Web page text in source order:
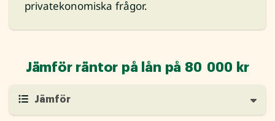
privatekonomiska frågor.
Jämför räntor på lån på 80 000 kr
Jämför